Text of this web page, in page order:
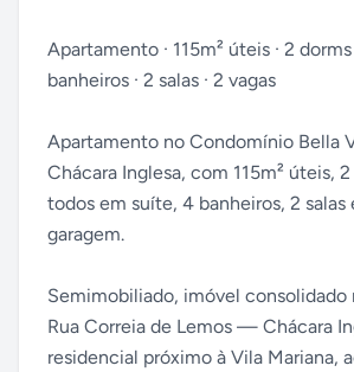
Apartamento · 115m² úteis · 2 dorms
banheiros · 2 salas · 2 vagas
Apartamento no Condomínio Bella
Chácara Inglesa, com 115m² úteis,
todos em suíte, 4 banheiros, 2 salas
garagem.
Semimobiliado, imóvel consolidado
Rua Correia de Lemos — Chácara
residencial próximo à Vila Mariana,